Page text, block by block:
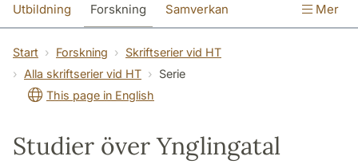
Utbildning Forskning Samverkan Mer
Start Forskning
Skriftserier vid HT
Alla skriftserier vid HT
Serie
This page in English
Studier över Ynglingatal